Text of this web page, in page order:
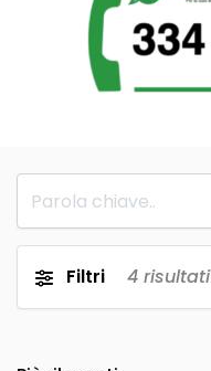
Filtri 4 risultati